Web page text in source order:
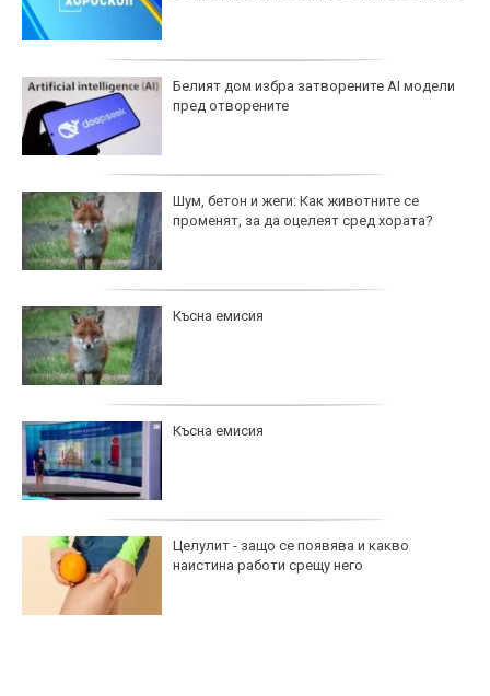
Белият дом избра затворените AI модели
пред отворените
Шум, бетон и жеги: Как животните се
променят, за да оцелеят сред хората?
Късна емисия
Късна емисия
Целулит - защо се появява и какво
наистина работи срещу него